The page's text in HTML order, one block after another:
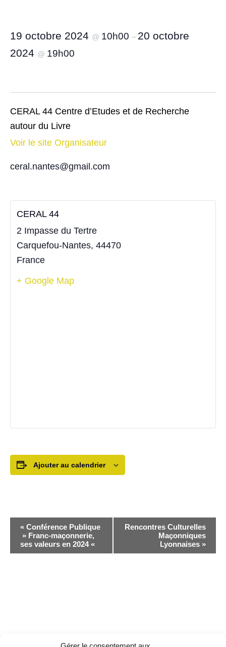
19 octobre 2024 @ 10h00 – 20 octobre
2024 @ 19h00
CERAL 44 Centre d’Etudes et de Recherche
autour du Livre
Voir le site Organisateur
ceral.nantes@gmail.com
CERAL 44
2 Impasse du Tertre
Carquefou-Nantes, 44470
France
+ Google Map
Ajouter au calendrier
N« Conférence Publique
» Franc-maçonnerie,
ses valeurs en 2024 «
Rencontres Culturelles
Maçonniques
Lyonnaises »